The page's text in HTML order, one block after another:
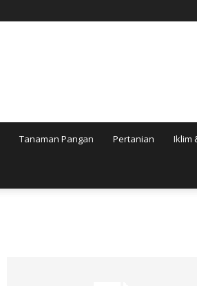
Tanaman Pangan Pertanian Iklim